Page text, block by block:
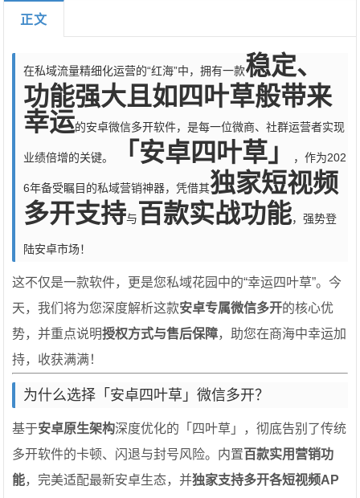
正文
在私域流量精细化运营的“红海”中，拥有一款稳定、
功能强大且如四叶草般带来
幸运的安卓微信多开软件，是每一位微商、社群运营者实现
业绩倍增的关键。 「安卓四叶草」 ，作为202
6年备受瞩目的私域营销神器，凭借其独家短视频
多开支持与百款实战功能，强势登
陆安卓市场！
这不仅是一款软件，更是您私域花园中的“幸运四叶草”。今
天，我们将为您深度解析这款安卓专属微信多开的核心优
势，并重点说明授权方式与售后保障，助您在商海中幸运加
持，收获满满！
为什么选择「安卓四叶草」微信多开？
基于安卓原生架构深度优化的「四叶草」，彻底告别了传统
多开软件的卡顿、闪退与封号风险。内置百款实用营销功
能，完美适配最新安卓生态，并独家支持多开各短视频AP